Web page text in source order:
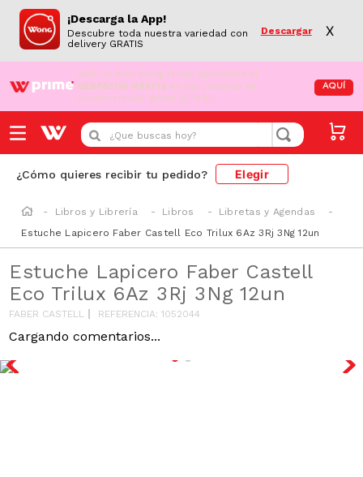
¡Descarga la App!
Descubre toda nuestra variedad con
delivery GRATIS
Descargar X
¡Aún no eres Wong Prime! Aprovecha el
DESPACHO GRATIS en tus compras de
supermercado desde S/79.90
AQUÍ
¿Que buscas hoy?
¿Cómo quieres recibir tu pedido? Elegir
Libros y Librería Libros
Libretas y Agendas
Estuche Lapicero Faber Castell Eco Trilux 6Az 3Rj 3Ng 12un
Estuche Lapicero Faber Castell
Eco Trilux 6Az 3Rj 3Ng 12un
FABER CASTELL REFERENCIA:1052044
Cargando comentarios...